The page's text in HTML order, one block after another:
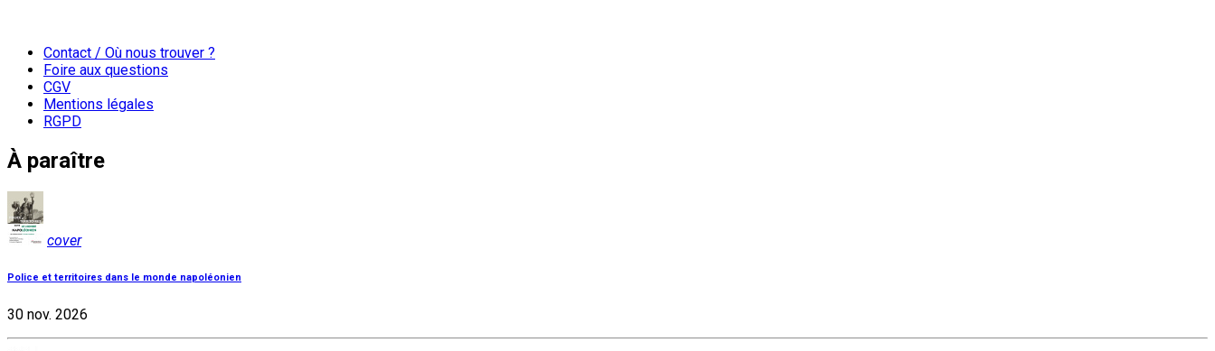
Contact / Où nous trouver ?
Foire aux questions
CGV
Mentions légales
RGPD
À paraître
cover
Police et territoires dans le monde napoléonien
30 nov. 2026